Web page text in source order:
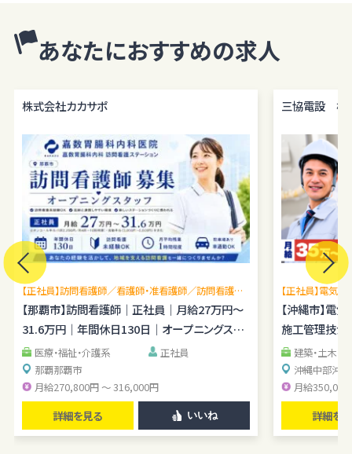
あなたにおすすめの求人
株式会社カカサポ
【正社員】訪問看護師／看護師・准看護師／訪問看護未
経験OK／月平均残業1時間程度／駐車場あり
【那覇市】訪問看護師｜正社員｜月給27万円～
31.6万円｜年間休日130日｜オープニングスタ
ッフ医療・福祉・介護系
正社員
那覇那覇市
月給270,800円 ～ 316,000円
詳細を見る いいね
三協電設 株
【正社員】電気
理経験を広げら
【沖縄市】電
施工管理技
建築・土木・
沖縄中部沖
月給
詳細を